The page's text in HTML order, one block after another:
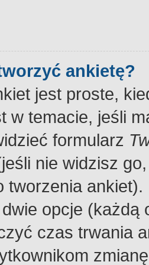
ankietę?
jest proste,
w temacie, jeśli
formularz
nie widzisz
tworzenia
opcje
czas trwania